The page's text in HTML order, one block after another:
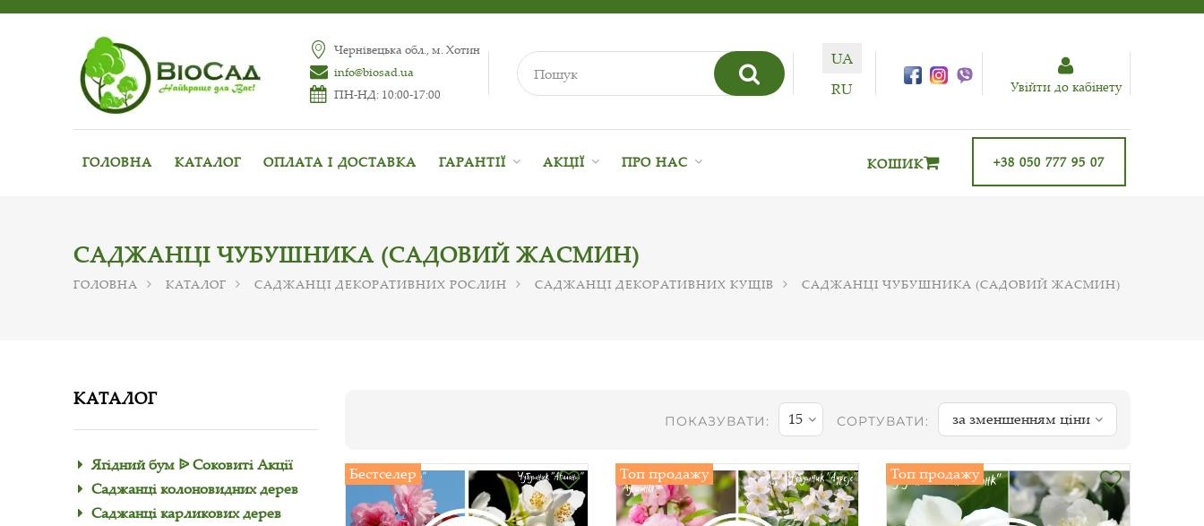
Чернівецька обл., м. Хотин
info@biosad.ua
ПН-НД: 10:00-17:00
UA
RU
Увiйти до кабiнету
ГОЛОВНА КАТАЛОГ ОПЛАТА І ДОСТАВКА ГАРАНТІЇ АКЦІЇ ПРО НАС +38 050 777 95 07
КОШИК
САДЖАНЦІ ЧУБУШНИКА (САДОВИЙ ЖАСМИН)
ГОЛОВНА КАТАЛОГ САДЖАНЦІ ДЕКОРАТИВНИХ РОСЛИН САДЖАНЦІ ДЕКОРАТИВНИХ КУЩІВ САДЖАНЦІ ЧУБУШНИКА (САДОВИЙ ЖАСМИН)
КАТАЛОГ
Ягідний бум ᐉ Соковиті Акції
Саджанці колоновидних дерев
Саджанці карликових дерев
ПОКАЗУВАТИ: 15 СОРТУВАТИ: за зменшенням ціни
Бестселер Топ продажу Топ продажу